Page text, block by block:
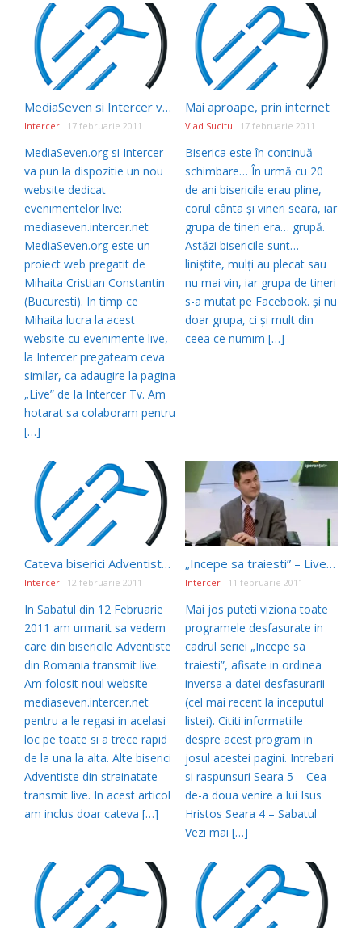
MediaSeven si Intercer va ofera informatii despre evenimente si biserici care transmit live
Intercer 17 februarie 2011
MediaSeven.org si Intercer
va pun la dispozitie un nou
website dedicat
evenimentelor live:
mediaseven.intercer.net
MediaSeven.org este un
proiect web pregatit de
Mihaita Cristian Constantin
(Bucuresti). In timp ce
Mihaita lucra la acest
website cu evenimente live,
la Intercer pregateam ceva
similar, ca adaugire la pagina
„Live” de la Intercer Tv. Am
hotarat sa colaboram pentru
[…]
Mai aproape, prin internet
Vlad Sucitu 17 februarie 2011
Biserica este în continuă
schimbare… În urmă cu 20
de ani bisericile erau pline,
corul cânta şi vineri seara, iar
grupa de tineri era… grupă.
Astăzi bisericile sunt…
liniştite, mulţi au plecat sau
nu mai vin, iar grupa de tineri
s-a mutat pe Facebook. şi nu
doar grupa, ci şi mult din
ceea ce numim […]
Cateva biserici Adventiste din Romania care transmit live – Sabat 12 Februarie 2011
Intercer 12 februarie 2011
In Sabatul din 12 Februarie
2011 am urmarit sa vedem
care din bisericile Adventiste
din Romania transmit live.
Am folosit noul website
mediaseven.intercer.net
pentru a le regasi in acelasi
loc pe toate si a trece rapid
de la una la alta. Alte biserici
Adventiste din strainatate
transmit live. In acest articol
am inclus doar cateva […]
„Incepe sa traiesti” – Live in perioada 21 Ianuarie – 13 Februarie 2011
Intercer 11 februarie 2011
Mai jos puteti viziona toate
programele desfasurate in
cadrul seriei „Incepe sa
traiesti”, afisate in ordinea
inversa a datei desfasurarii
(cel mai recent la inceputul
listei). Cititi informatiile
despre acest program in
josul acestei pagini. Intrebari
si raspunsuri Seara 5 – Cea
de-a doua venire a lui Isus
Hristos Seara 4 – Sabatul
Vezi mai […]